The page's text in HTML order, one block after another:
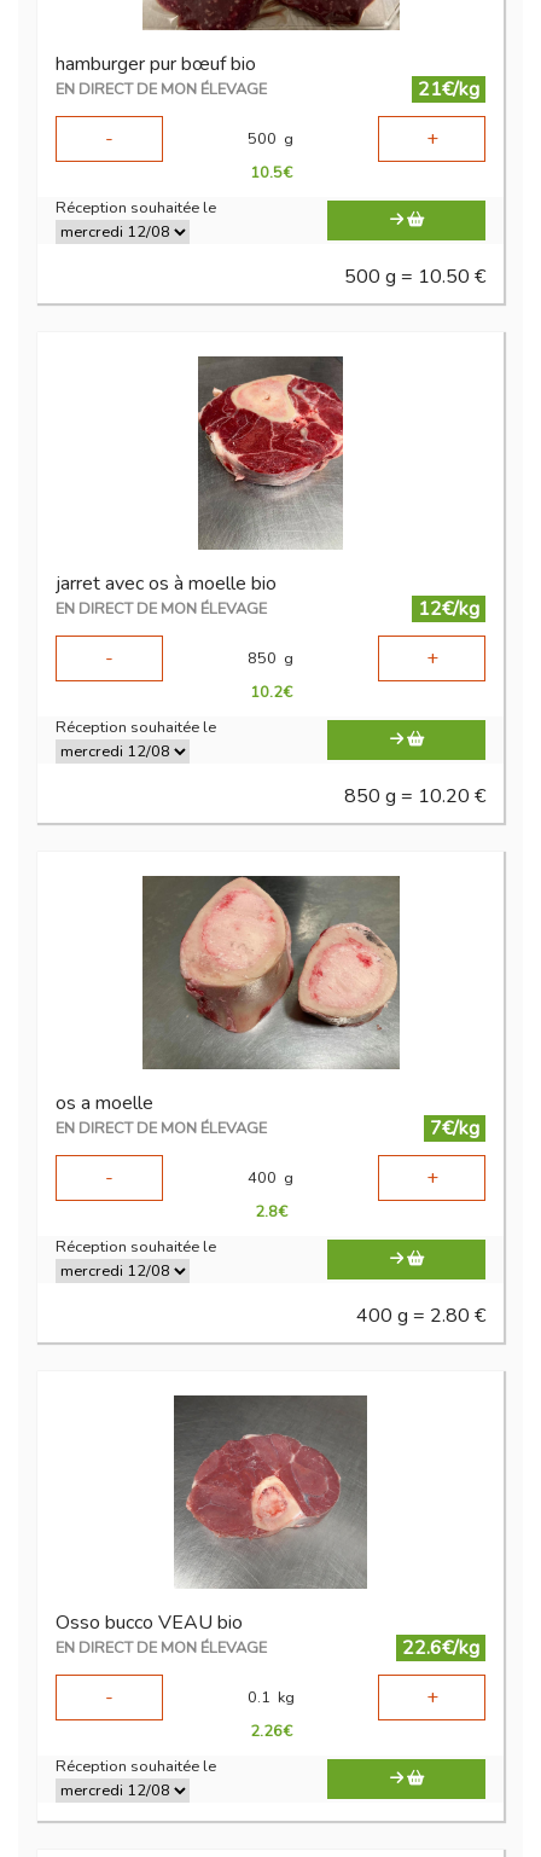
hamburger pur bœuf bio
EN DIRECT DE MON ÉLEVAGE
21€/kg
-
500 g +
10.5€
Réception souhaitée le
500 g = 10.50 €
jarret avec os à moelle bio
EN DIRECT DE MON ÉLEVAGE
12€/kg
-
850 g +
10.2€
Réception souhaitée le
850 g = 10.20 €
os a moelle
EN DIRECT DE MON ÉLEVAGE
7€/kg
-
400 g +
2.8€
Réception souhaitée le
400 g = 2.80 €
Osso bucco VEAU bio
EN DIRECT DE MON ÉLEVAGE
22.6€/kg
-
0.1 kg +
2.26€
Réception souhaitée le